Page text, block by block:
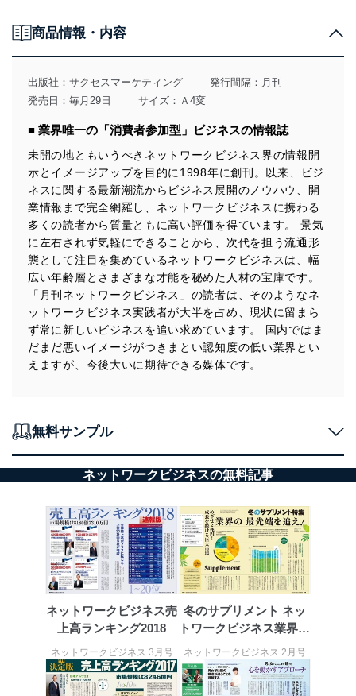
商品情報・内容
出版社： サクセスマーケティング
発行間隔：月刊
発売日：毎月29日
サイズ：Ａ4変
■ 業界唯一の「消費者参加型」ビジネスの情報誌
未開の地ともいうべきネットワークビジネス界の情報開
示とイメージアップを目的に1998年に創刊。以来、ビジ
ネスに関する最新潮流からビジネス展開のノウハウ、開
業情報まで完全網羅し、ネットワークビジネスに携わる
多くの読者から質量ともに高い評価を得ています。 景気
に左右されず気軽にできることから、次代を担う流通形
態として注目を集めているネットワークビジネスは、幅
広い年齢層とさまざまな才能を秘めた人材の宝庫です。
「月刊ネットワークビジネス」の読者は、そのようなネ
ットワークビジネス実践者が大半を占め、現状に留まら
ず常に新しいビジネスを追い求めています。 国内ではま
だまだ悪いイメージがつきまとい認知度の低い業界とい
えますが、今後大いに期待できる媒体です。
無料サンプル
ネットワークビジネスの無料記事
ネットワークビジネス売
上高ランキング2018
ネットワークビジネス 3月号
冬のサプリメント ネッ
トワークビジネス業界の
最先端を追え！
ネットワークビジネス 2月号